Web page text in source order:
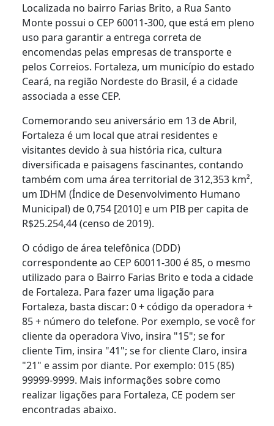
Localizada no bairro Farias Brito, a Rua Santo
Monte possui o CEP 60011-300, que está em pleno
uso para garantir a entrega correta de
encomendas pelas empresas de transporte e
pelos Correios. Fortaleza, um município do estado
Ceará, na região Nordeste do Brasil, é a cidade
associada a esse CEP.
Comemorando seu aniversário em 13 de Abril,
Fortaleza é um local que atrai residentes e
visitantes devido à sua história rica, cultura
diversificada e paisagens fascinantes, contando
também com uma área territorial de 312,353 km²,
um IDHM (Índice de Desenvolvimento Humano
Municipal) de 0,754 [2010] e um PIB per capita de
R$25.254,44 (censo de 2019).
O código de área telefônica (DDD)
correspondente ao CEP 60011-300 é 85, o mesmo
utilizado para o Bairro Farias Brito e toda a cidade
de Fortaleza. Para fazer uma ligação para
Fortaleza, basta discar: 0 + código da operadora +
85 + número do telefone. Por exemplo, se você for
cliente da operadora Vivo, insira "15"; se for
cliente Tim, insira "41"; se for cliente Claro, insira
"21" e assim por diante. Por exemplo: 015 (85)
99999-9999. Mais informações sobre como
realizar ligações para Fortaleza, CE podem ser
encontradas abaixo.